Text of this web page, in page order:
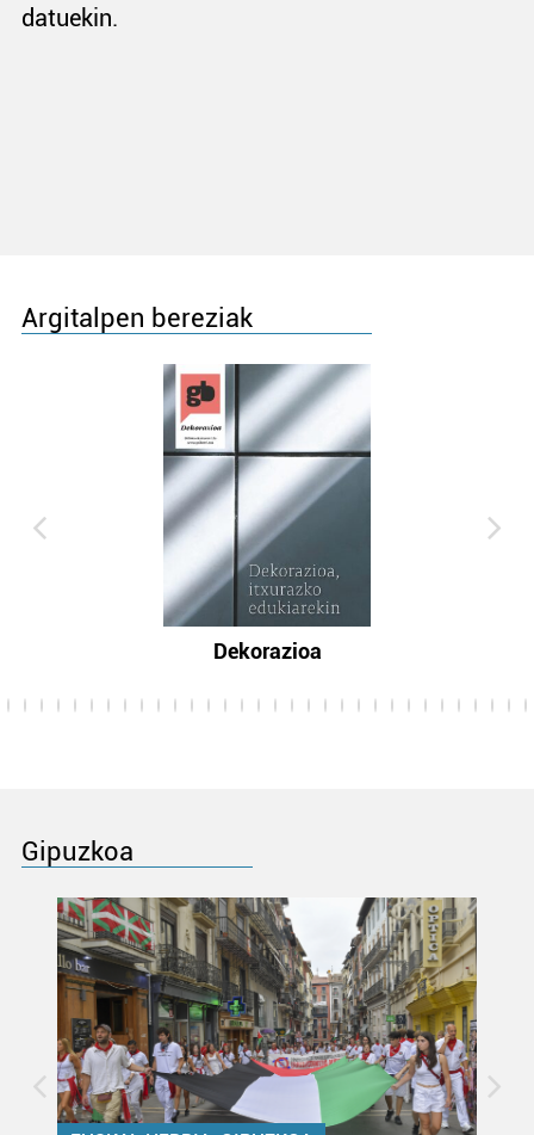
datuekin.
Argitalpen bereziak
Dekorazioa
Gipuzkoa